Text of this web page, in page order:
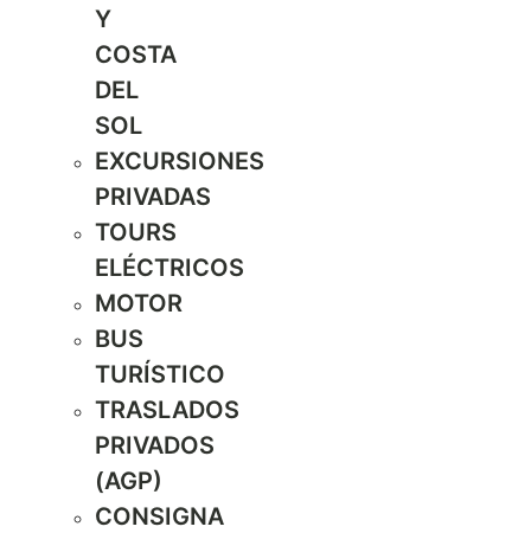
Y
COSTA
DEL
SOL
EXCURSIONES
PRIVADAS
TOURS
ELÉCTRICOS
MOTOR
BUS
TURÍSTICO
TRASLADOS
PRIVADOS
(AGP)
CONSIGNA